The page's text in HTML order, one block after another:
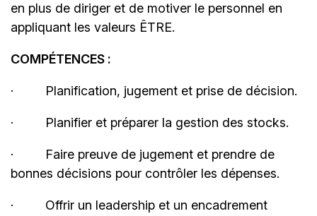
en plus de diriger et de motiver le personnel en
appliquant les valeurs ÊTRE.
COMPÉTENCES :
· Planification, jugement et prise de décision.
· Planifier et préparer la gestion des stocks.
·
Faire preuve de jugement et prendre de
bonnes décisions pour contrôler les dépenses.
·
Offrir un leadership et un encadrement